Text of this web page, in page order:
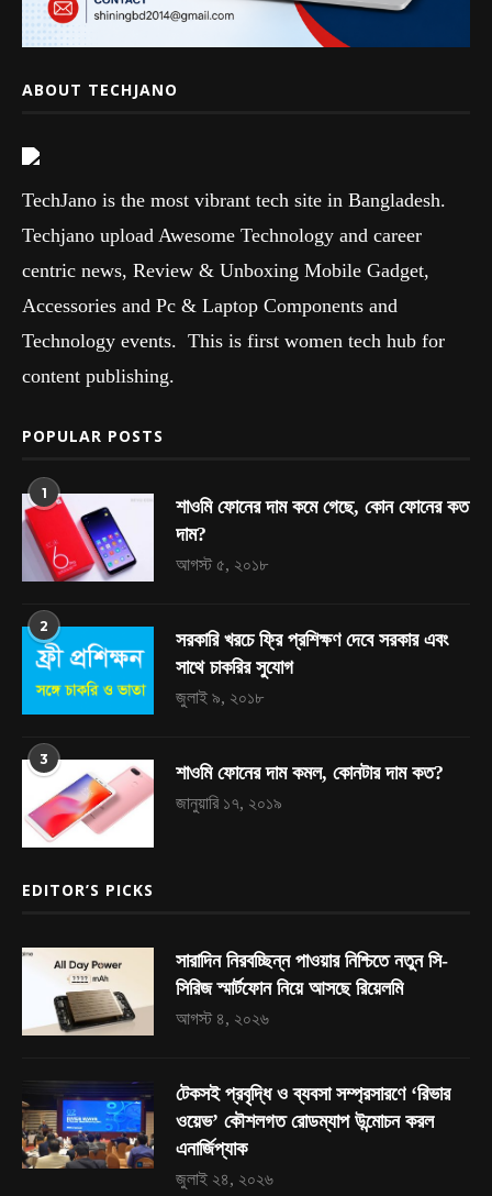
ABOUT TECHJANO
TechJano is the most vibrant tech site in Bangladesh.
Techjano upload Awesome Technology and career
centric news, Review & Unboxing Mobile Gadget,
Accessories and Pc & Laptop Components and
Technology events. This is first women tech hub for
content publishing.
POPULAR POSTS
1
শাওমি ফোনের দাম কমে গেছে, কোন ফোনের কত
দাম?
আগস্ট ৫, ২০১৮
2
সরকারি খরচে ফ্রি প্রশিক্ষণ দেবে সরকার এবং
সাথে চাকরির সুযোগ
জুলাই ৯, ২০১৮
3
শাওমি ফোনের দাম কমল, কোনটার দাম কত?
জানুয়ারি ১৭, ২০১৯
EDITOR’S PICKS
সারাদিন নিরবচ্ছিন্ন পাওয়ার নিশ্চিতে নতুন সি-
সিরিজ স্মার্টফোন নিয়ে আসছে রিয়েলমি
আগস্ট ৪, ২০২৬
টেকসই প্রবৃদ্ধি ও ব্যবসা সম্প্রসারণে ‘রিভার
ওয়েভ’ কৌশলগত রোডম্যাপ উন্মোচন করল
এনার্জিপ্যাক
জুলাই ২৪, ২০২৬